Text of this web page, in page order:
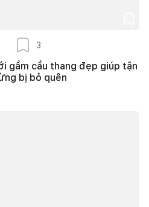
3
gầm cầu thang đẹp giúp tận
bị bỏ quên